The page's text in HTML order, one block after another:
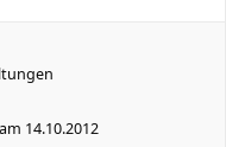
14.10.2012